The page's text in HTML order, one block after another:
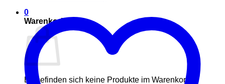
0
Warenkorb
Es befinden sich keine Produkte im Warenkorb.